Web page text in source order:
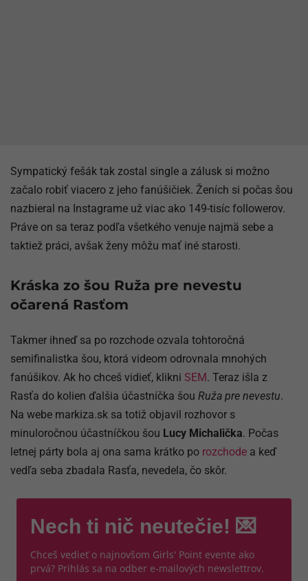
Sympatický fešák tak zostal single a zálusk si možno
začalo robiť viacero z jeho fanúšičiek. Ženích si počas šou
nazbieral na Instagrame už viac ako 149-tisíc followerov.
Práve on sa teraz podľa všetkého venuje najmä sebe a
taktiež práci, avšak ženy môžu mať iné starosti.
Kráska zo šou Ruža pre nevestu
očarená Rasťom
Takmer ihneď sa po rozchode ozvala tohtoročná
semifinalistka šou, ktorá videom odrovnala mnohých
fanúšikov. Ak ho chceš vidieť, klikni SEM. Teraz išla z
Rasťa do kolien ďalšia účastníčka šou Ruža pre nevestu.
Na webe markiza.sk sa totiž objavil rozhovor s
minuloročnou účastníčkou šou Lucy Michalička. Počas
letnej párty bola aj ona sama krátko po rozchode a keď
vedľa seba zbadala Rasťa, nevedela, čo skôr.
Nech ti nič neutečie! 💌
Chceš vedieť o najnovšom Girls' Point evente ako
prvá? Prihlás sa na odber e-mailových newslettrov.